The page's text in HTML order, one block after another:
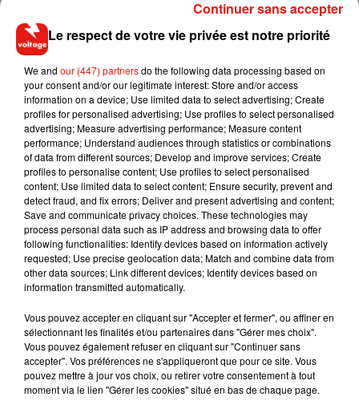
There’s something seriously wrong with a lot of you out
there. Going off about my baby’s penis? About
circumcision??? Are you for real? As any normal mother at
the beach, I didn’t even notice he took off his swim diaper. I
deleted it because you’re all fucking disgusting. And now I’m
turning off my comments and shaking my head at the state
of social media and keyboard warriors, And the negativity
that you bring to other people’s lives. There is something
seriously wrong with a lot of you out there. Smfh. Here’s a
picture of the pelican we obviously caught and abused for
hours before dangling baby penis in its face.
Une publication partagée parP!NK(@pink) le31 Mars 2019 à 9 :49 PDT
Le respect de votre vie privée est notre priorité
We and our (447) partnersdo the following data processing based on
your consent and/or our legitimate interest: Store and/or access
information on a device; Use limited data to select advertising; Create
profiles for personalised advertising; Use profiles to select personalised
advertising; Measure advertising performance; Measure content
performance; Understand audiences through statistics or combinations
of data from different sources; Develop and improve services; Create
profiles to personalise content; Use profiles to select personalised
content; Use limited data to select content; Ensure security, prevent and
detect fraud, and fix errors; Deliver and present advertising and content;
Save and communicate privacy choices. These technologies may
process personal data such as IP address and browsing data to offer
following functionalities: Identify devices based on information actively
requested; Use precise geolocation data; Match and combine data from
other data sources; Link different devices; Identify devices based on
information transmitted automatically.
Vous pouvez accepter en cliquant sur "Accepter et fermer", ou affiner en
sélectionnant les finalités et/ou partenaires dans "Gérer mes choix".
Vous pouvez également refuser en cliquant sur "Continuer sans
accepter". Vos préférences ne s'appliqueront que pour ce site. Vous
pouvez mettre à jour vos choix, ou retirer votre consentement à tout
moment via le lien "Gérer les cookies" situé en bas de chaque page.
Continuer sans accepter